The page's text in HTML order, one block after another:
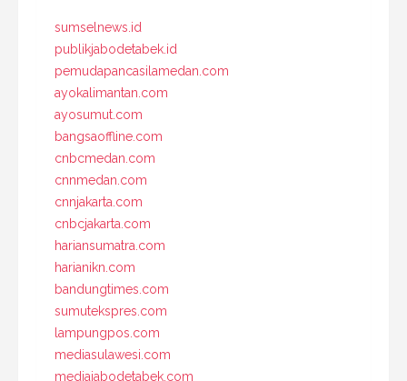
sumselnews.id
publikjabodetabek.id
pemudapancasilamedan.com
ayokalimantan.com
ayosumut.com
bangsaoffline.com
cnbcmedan.com
cnnmedan.com
cnnjakarta.com
cnbcjakarta.com
hariansumatra.com
harianikn.com
bandungtimes.com
sumutekspres.com
lampungpos.com
mediasulawesi.com
mediajabodetabek.com